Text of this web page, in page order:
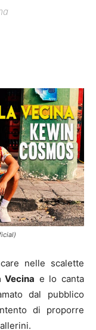
nelle scalette
Vecina e lo canta
dal pubblico
di proporre